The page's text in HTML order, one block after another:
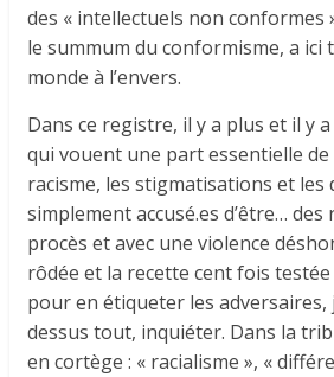
des « intellectuels non conformes
le summum du conformisme, a ici
monde à l’envers.
Dans ce registre, il y a plus et il y
qui vouent une part essentielle
racisme, les stigmatisations et
simplement accusé.es d’être…
procès et avec une violence
rôdée et la recette cent fois
pour en étiqueter les
dessus tout, inquiéter. Dans la
en cortège : « racialisme », «